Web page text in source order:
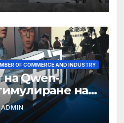
OF COMMERCE AND INDUSTRY
Qwen-
на
618
ADMIN